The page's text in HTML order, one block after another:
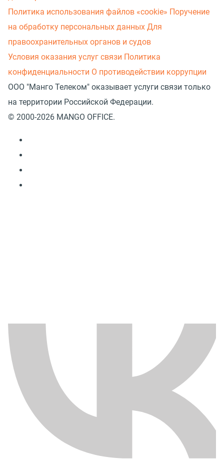
Политика использования файлов «cookie» Поручение
на обработку персональных данных Для
правоохранительных органов и судов
Условия оказания услуг связи Политика
конфиденциальности О противодействии коррупции
ООО "Манго Телеком" оказывает услуги связи только
на территории Российской Федерации.
© 2000-2026 MANGO OFFICE.